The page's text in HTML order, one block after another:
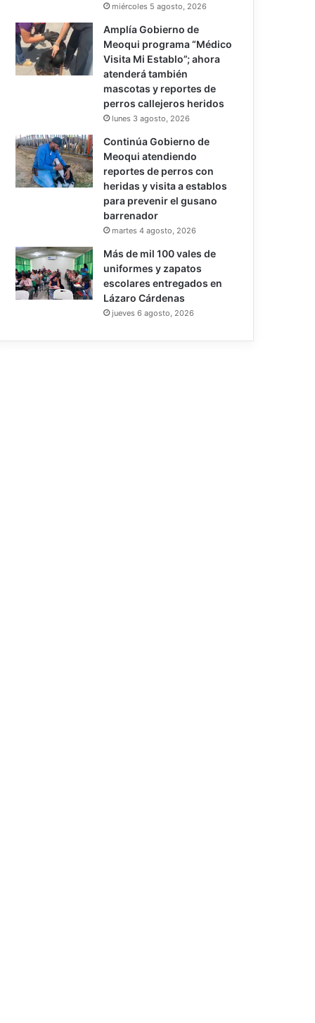
miércoles 5 agosto, 2026
Amplía Gobierno de
Meoqui programa “Médico
Visita Mi Establo”; ahora
atenderá también
mascotas y reportes de
perros callejeros heridos
lunes 3 agosto, 2026
Continúa Gobierno de
Meoqui atendiendo
reportes de perros con
heridas y visita a establos
para prevenir el gusano
barrenador
martes 4 agosto, 2026
Más de mil 100 vales de
uniformes y zapatos
escolares entregados en
Lázaro Cárdenas
jueves 6 agosto, 2026